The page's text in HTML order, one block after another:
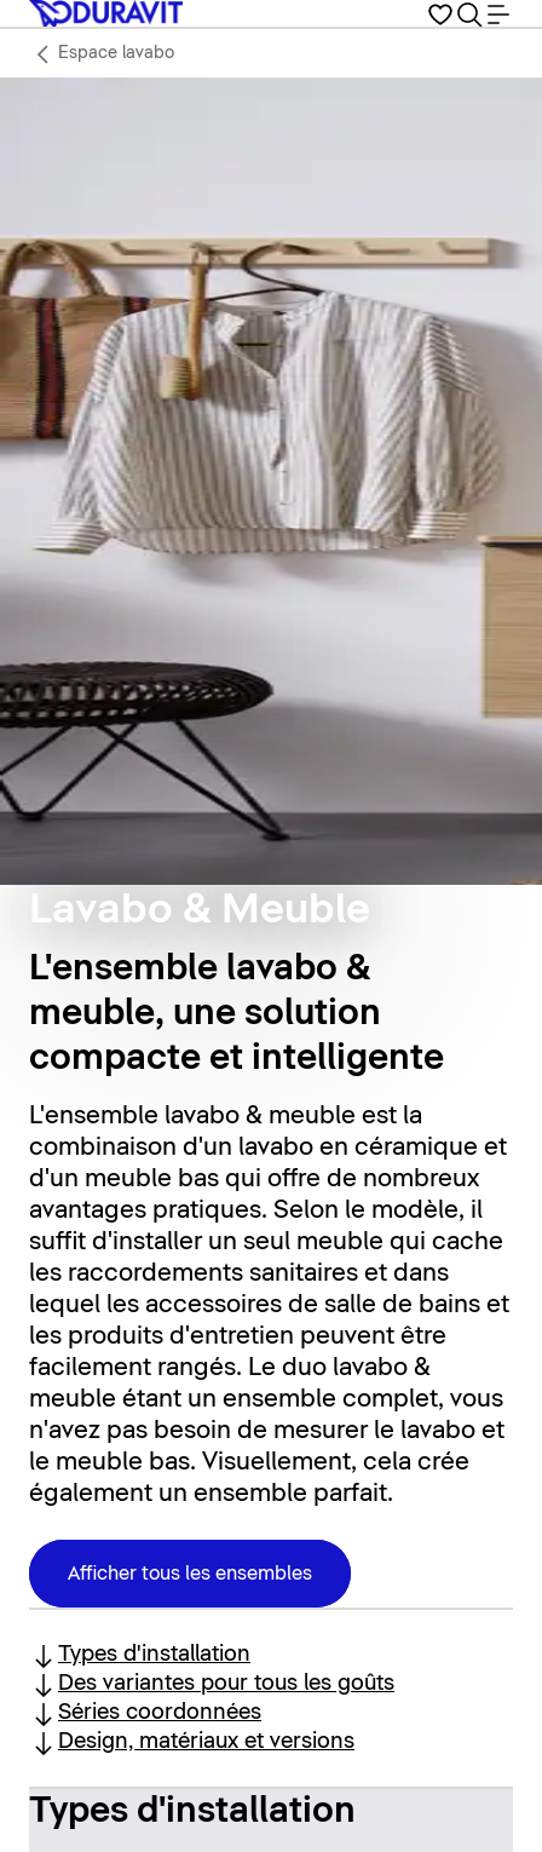
Espace lavabo
Lavabo & Meuble
L'ensemble lavabo &
meuble, une solution
compacte et intelligente
L'ensemble lavabo & meuble est la
combinaison d'un lavabo en céramique et
d'un meuble bas qui offre de nombreux
avantages pratiques. Selon le modèle, il
suffit d'installer un seul meuble qui cache
les raccordements sanitaires et dans
lequel les accessoires de salle de bains et
les produits d'entretien peuvent être
facilement rangés. Le duo lavabo &
meuble étant un ensemble complet, vous
n'avez pas besoin de mesurer le lavabo et
le meuble bas. Visuellement, cela crée
également un ensemble parfait.
Afficher tous les ensembles
Types d'installation
Des variantes pour tous les goûts
Séries coordonnées
Design, matériaux et versions
Types d'installation